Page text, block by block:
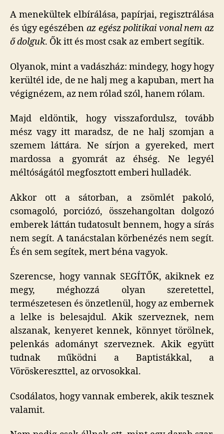
A menekültek elbírálása, papírjai, regisztrálása
és úgy egészében az egész politikai vonal nem az
ő dolguk. Ők itt és most csak az embert segítik.
Olyanok, mint a vadászház: mindegy, hogy hogy
kerültél ide, de ne halj meg a kapuban, mert ha
végignézem, az nem rólad szól, hanem rólam.
Majd eldöntik, hogy visszafordulsz, tovább
mész vagy itt maradsz, de ne halj szomjan a
szemem láttára. Ne sírjon a gyereked, mert
mardossa a gyomrát az éhség. Ne legyél
méltóságától megfosztott emberi hulladék.
Akkor ott a sátorban, a zsömlét pakoló,
csomagoló, porciózó, összehangoltan dolgozó
emberek láttán tudatosult bennem, hogy a sírás
nem segít. A tanácstalan körbenézés nem segít.
És én sem segítek, mert béna vagyok.
Szerencse, hogy vannak SEGÍTŐK, akiknek ez
megy, méghozzá olyan szeretettel,
természetesen és önzetlenül, hogy az embernek
a lelke is belesajdul. Akik szerveznek, nem
alszanak, kenyeret kennek, könnyet törölnek,
pelenkás adományt szerveznek. Akik együtt
tudnak működni a Baptistákkal, a
Vöröskereszttel, az orvosokkal.
Csodálatos, hogy vannak emberek, akik tesznek
valamit.